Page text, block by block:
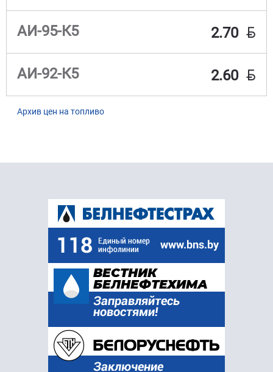
АИ-95-К5 2.70 BYN
АИ-92-К5 2.60 BYN
Архив цен на топливо